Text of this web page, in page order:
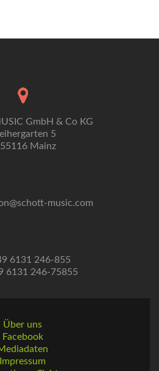
GmbH & Co KG
5
Mainz
music.com
6131 246-855
6131 246-75855
Über uns
Facebook
Impressum